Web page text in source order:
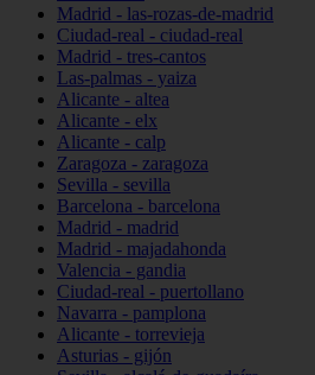
Madrid - las-rozas-de-madrid
Ciudad-real - ciudad-real
Madrid - tres-cantos
Las-palmas - yaiza
Alicante - altea
Alicante - elx
Alicante - calp
Zaragoza - zaragoza
Sevilla - sevilla
Barcelona - barcelona
Madrid - madrid
Madrid - majadahonda
Valencia - gandia
Ciudad-real - puertollano
Navarra - pamplona
Alicante - torrevieja
Asturias - gijón